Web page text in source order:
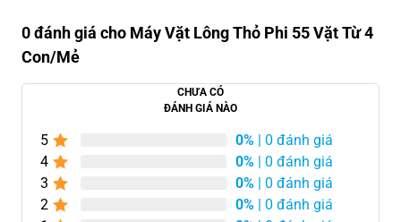
0 đánh giá cho Máy Vặt Lông Thỏ Phi 55 Vặt Từ 4
Con/Mẻ
CHƯA CÓ
ĐÁNH GIÁ NÀO
5 0% | 0 đánh giá
4
0% | 0 đánh giá
3
0% | 0 đánh giá
2
0% | 0 đánh giá